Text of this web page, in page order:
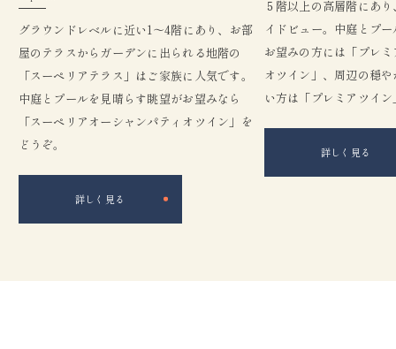
グラウンドレベルに近い1〜4階にあり、お部
屋のテラスからガーデンに出られる地階の
「スーペリアテラス」はご家族に人気です。
中庭とプールを見晴らす眺望がお望みなら
「スーペリアオーシャンパティオツイン」を
どうぞ。
詳しく見る
５階以上の高層階にあ
イドビュー。中庭とプ
お望みの方には「プレ
オツイン」、周辺の穏
い方は「プレミアツイ
詳しく見る